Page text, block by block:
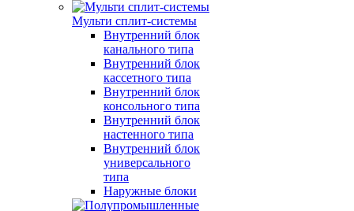
Мульти сплит-системы
Внутренний блок
канального типа
Внутренний блок
кассетного типа
Внутренний блок
консольного типа
Внутренний блок
настенного типа
Внутренний блок
универсального
типа
Наружные блоки